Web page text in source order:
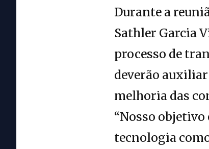
Durante a
Sathler Garcia
processo de
deverão
melhoria das
“Nosso
tecnologia